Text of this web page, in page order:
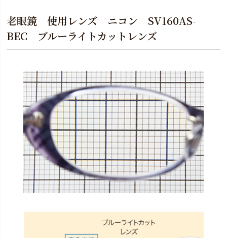
老眼鏡 使用レンズ ニコン SV160AS-
BEC ブルーライトカットレンズ